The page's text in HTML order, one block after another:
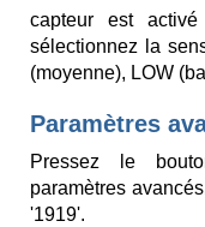
capteur est
sélectionnez la
(moyenne), LOW
Paramètres
Pressez le
paramètres
'1919'.